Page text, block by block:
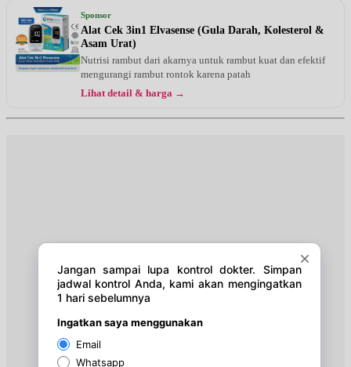
Jam 09:00 - 11:00
UMUM
Sabtu, 22/08/2026
Jam 10:00 - 14:00
Jam 09:00 - 12:00
Jumat, 28/08/2026
Jam 09:00 - 11:00
Sabtu, 29/08/2026
Sponsor
Alat Cek 3in1 Elvasense (Gula Darah, Kolesterol &
Asam Urat)
Nutrisi rambut dari akarnya untuk rambut kuat dan efektif
mengurangi rambut rontok karena patah
Lihat detail & harga →